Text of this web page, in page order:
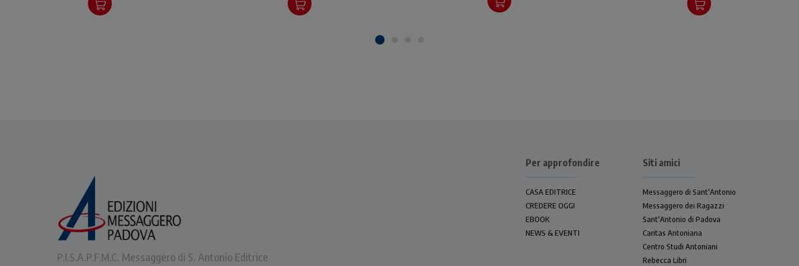
P.I.S.A.P.F.M.C. Messaggero di S. Antonio Editrice
Per approfondire
CASA EDITRICE
CREDERE OGGI
EBOOK
NEWS & EVENTI
Siti amici
Messaggero di Sant'Antonio
Messaggero dei Ragazzi
Sant'Antonio di Padova
Caritas Antoniana
Centro Studi Antoniani
Rebecca Libri